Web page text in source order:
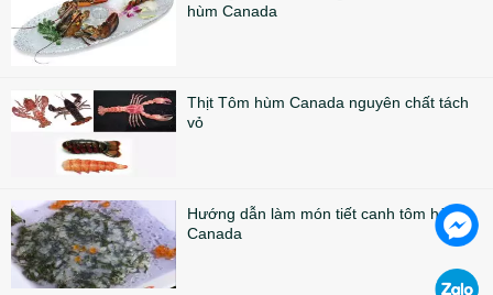
hùm Canada
Thịt Tôm hùm Canada nguyên chất tách
vỏ
Hướng dẫn làm món tiết canh tôm hùm
Canada